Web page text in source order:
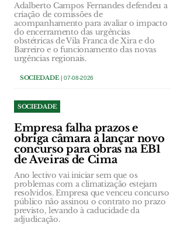
Adalberto Campos Fernandes defendeu a
criação de comissões de
acompanhamento para avaliar o impacto
do encerramento das urgências
obstétricas de Vila Franca de Xira e do
Barreiro e o funcionamento das novas
urgências regionais.
SOCIEDADE| 07-08-2026
SOCIEDADE
Empresa falha prazos e
obriga câmara a lançar novo
concurso para obras na EB1
de Aveiras de Cima
Ano lectivo vai iniciar sem que os
problemas com a climatização estejam
resolvidos. Empresa que venceu concurso
público não assinou o contrato no prazo
previsto, levando à caducidade da
adjudicação.